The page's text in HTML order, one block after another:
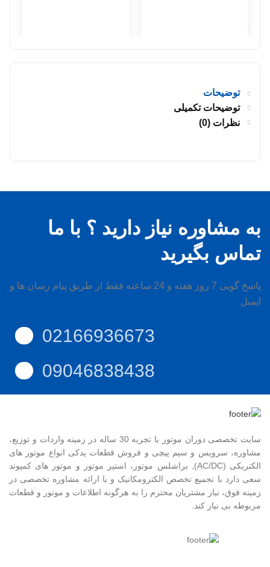
توضیحات
توضیحات تکمیلی
نظرات (0)
به مشاوره نیاز دارید ؟ با ما
تماس بگیرید
پاسخ گویی 7 روز هفته و 24 ساعته فقط از طریق پیام رسان ها و
ایمیل
02166936673
09046838438
سایت تخصصی دوران موتور با تجربه 30 ساله در زمینه واردات و توزیع،
مشاوره، سرویس و سیم پیچی و فروش قطعات یدکی انواع موتور های
الکتریکی (AC/DC), براشلس موتور، استپر موتور و موتور های کمپوند
سعی دارد با تجمیع تخصص الکترومکانیک و با ارائه مشاوره تخصصی در
زمینه فوق، نیاز مشتریان محترم را به هرگونه اطلاعات و موتور و قطعات
مربوطه بی نیاز کند.